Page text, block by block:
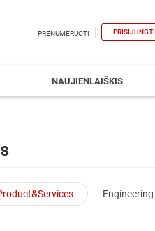
PRENUMERUOTI PRISIJUNGTI
NAUJIENLAIŠKIS
Engineering